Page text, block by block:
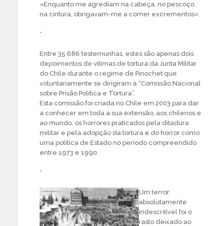
«Enquanto me agrediam na cabeça, no pescoço,
na cintura, obrigavam-me a comer excrementos».
*
Entre 35.686 testemunhas, estes são apenas dois
depoimentos de vítimas de tortura da Junta Militar
do Chile durante o regime de Pinochet que
voluntariamente se dirigiram à “Comissão Nacional
sobre Prisão Política e Tortura”.
Esta comissão foi criada no Chile em 2003 para dar
a conhecer em toda a sua extensão, aos chilenos e
ao mundo, os horrores praticados pela ditadura
militar e pela adopção da tortura e do horror como
uma política de Estado no período compreendido
entre 1973 e 1990.
*
Um terror
absolutamente
indescritível foi o
rasto deixado ao